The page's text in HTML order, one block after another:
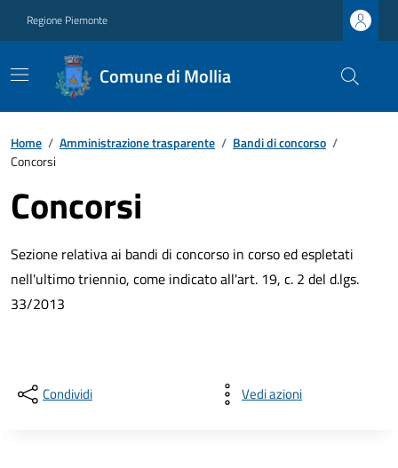
Regione Piemonte
Comune di Mollia
Home / Amministrazione trasparente / Bandi di concorso /
Concorsi
Concorsi
Sezione relativa ai bandi di concorso in corso ed espletati
nell'ultimo triennio, come indicato all'art. 19, c. 2 del d.lgs.
33/2013
Condividi Vedi azioni